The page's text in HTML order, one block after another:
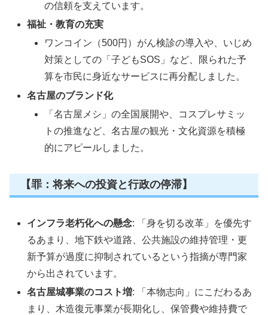
の信頼を支えています。
福祉・教育の充実
ワンコイン（500円）がん検診の導入や、いじめ
対策としての「子どもSOS」など、限られた予
算を市民に身近なサービスに再分配しました。
名古屋のブランド化
「名古屋メシ」の全国展開や、コスプレサミッ
トの推進など、名古屋の観光・文化資源を積極
的にアピールしました。
【罪：将来への投資と行政の停滞】
インフラ老朽化への懸念: 「身を切る改革」を優先す
るあまり、地下鉄や道路、公共施設の維持管理・更
新予算が過度に抑制されているという指摘が専門家
から出されています。
名古屋城事業のコスト増: 「本物志向」にこだわるあ
まり、木造復元事業が長期化し、保管費や維持費で